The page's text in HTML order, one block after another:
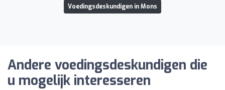
Voedingsdeskundigen in Mons
Andere voedingsdeskundigen die
u mogelijk interesseren